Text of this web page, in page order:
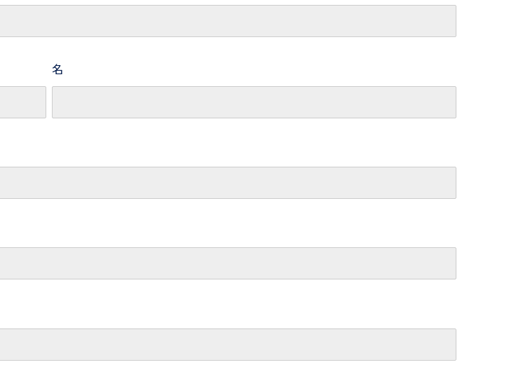
名